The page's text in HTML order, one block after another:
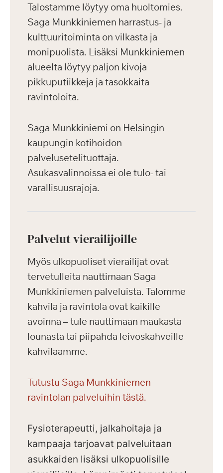
Talostamme löytyy oma huoltomies.
Saga Munkkiniemen harrastus- ja
kulttuuritoiminta on vilkasta ja
monipuolista. Lisäksi Munkkiniemen
alueelta löytyy paljon kivoja
pikkuputiikkeja ja tasokkaita
ravintoloita.
Saga Munkkiniemi on Helsingin
kaupungin kotihoidon
palvelusetelituottaja.
Asukasvalinnoissa ei ole tulo- tai
varallisuusrajoja.
Palvelut vierailijoille
Myös ulkopuoliset vierailijat ovat
tervetulleita nauttimaan Saga
Munkkiniemen palveluista. Talomme
kahvila ja ravintola ovat kaikille
avoinna – tule nauttimaan maukasta
lounasta tai piipahda leivoskahveille
kahvilaamme.
Tutustu Saga Munkkiniemen
ravintolan palveluihin tästä.
Fysioterapeutti, jalkahoitaja ja
kampaaja tarjoavat palveluitaan
asukkaiden lisäksi ulkopuolisille